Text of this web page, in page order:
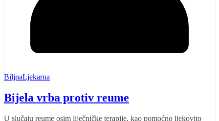
BiljnaLjekarna
Bijela vrba protiv reume
U slučaju reume osim liječničke terapije, kao pomoćno ljekovito